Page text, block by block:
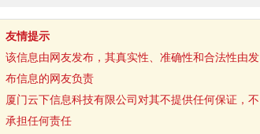
友情提示
该信息由网友发布，其真实性、准确性和合法性由发
布信息的网友负责
厦门云下信息科技有限公司对其不提供任何保证，不
承担任何责任